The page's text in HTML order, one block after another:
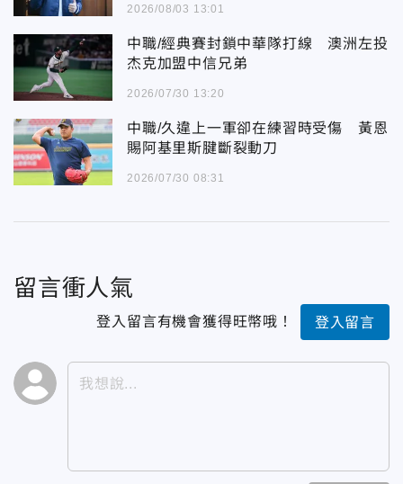
2026/08/03 13:01
中職/經典賽封鎖中華隊打線 澳洲左投
杰克加盟中信兄弟
2026/07/30 13:20
中職/久違上一軍卻在練習時受傷 黃恩
賜阿基里斯腱斷裂動刀
2026/07/30 08:31
留言衝人氣
登入留言有機會獲得旺幣哦！ 登入留言